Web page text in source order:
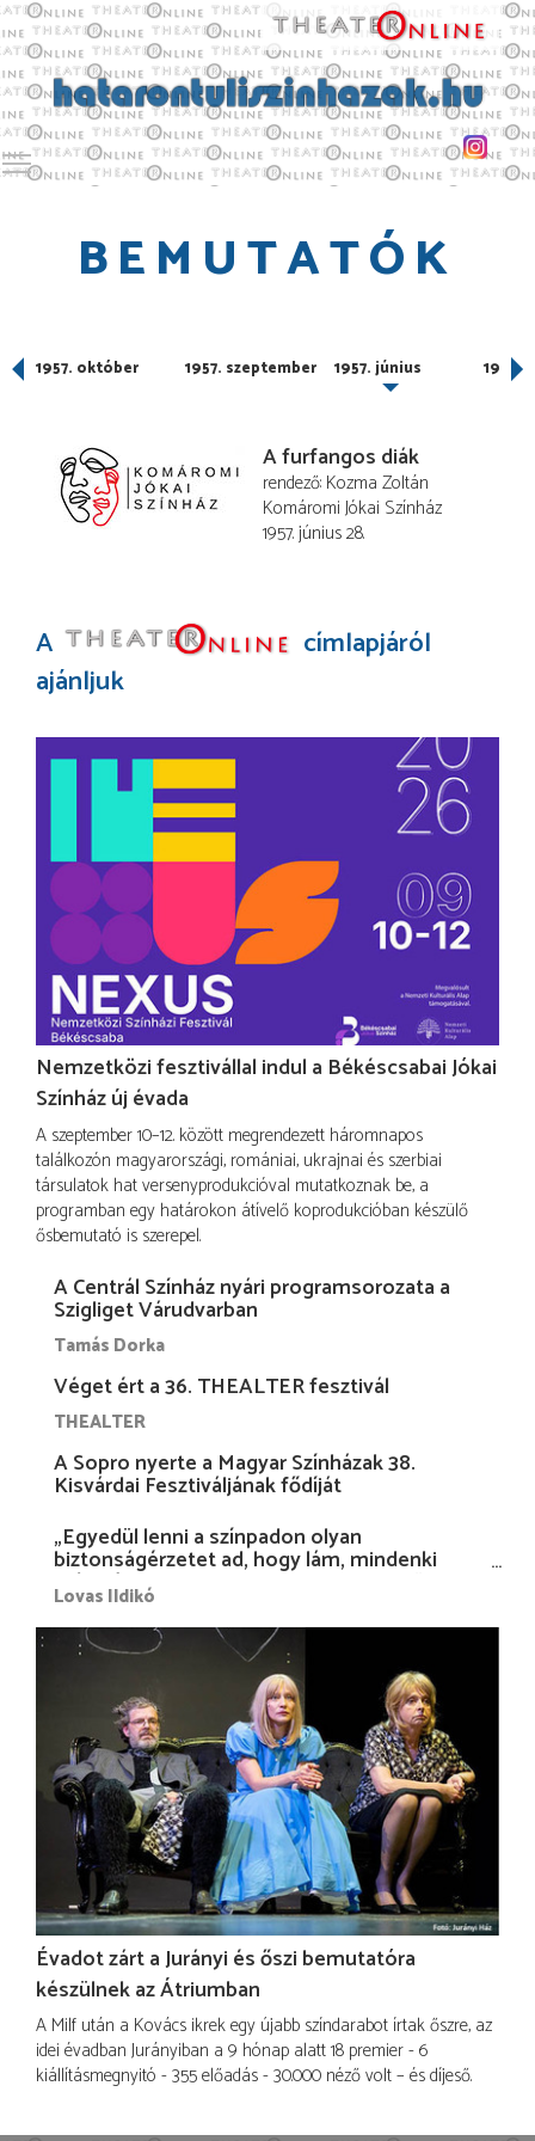
Toggle main menu visibility
BEMUTATÓK
1957. október 1957. szeptember 1957. június 1957.
A furfangos diák
rendező Kozma Zoltán
Komáromi Jókai Színház
1957. június 28.
A
címlapjáról
ajánljuk
Nemzetközi fesztivállal indul a Békéscsabai Jókai
Színház új évada
A szeptember 10–12. között megrendezett háromnapos
találkozón magyarországi, romániai, ukrajnai és szerbiai
társulatok hat versenyprodukcióval mutatkoznak be, a
programban egy határokon átívelő koprodukcióban készülő
ősbemutató is szerepel.
A Centrál Színház nyári programsorozata a
Szigliget Várudvarban
Tamás Dorka
Véget ért a 36. THEALTER fesztivál
THEALTER
A Sopro nyerte a Magyar Színházak 38.
Kisvárdai Fesztiváljának fődíját
„Egyedül lenni a színpadon olyan
biztonságérzetet ad, hogy lám, mindenki
más nélkül is megvagyok magammal…”
Lovas Ildikó
Évadot zárt a Jurányi és őszi bemutatóra
készülnek az Átriumban
A Milf után a Kovács ikrek egy újabb színdarabot írtak őszre, az
idei évadban Jurányiban a 9 hónap alatt 18 premier - 6
kiállításmegnyitó - 355 előadás - 30.000 néző volt – és díjeső.